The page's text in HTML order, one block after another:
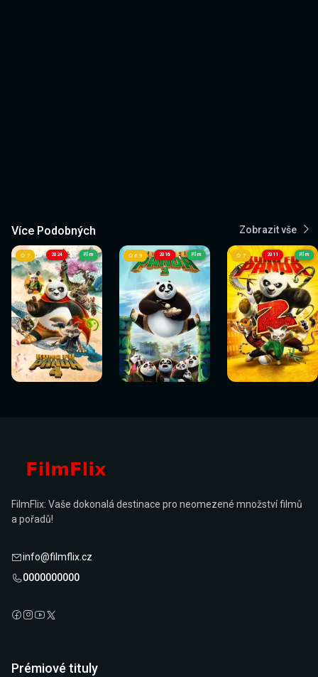
Více Podobných Zobrazit vše
2024
Sledovat
nyní
7 Film
Sledovat
nyní
2016
Sledovat
nyní
6.9 Film
Sledovat
nyní
2011
Sledovat
nyní
7 Film
Sledovat
nyní
FilmFlix: Vaše dokonalá destinace pro neomezené množství filmů
a pořadů!
info@filmflix.cz
0000000000
Prémiové tituly